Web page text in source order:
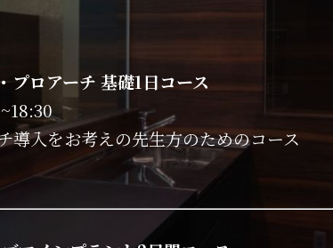
ロアーチ 基礎1日コース
導入をお考えの先生方のためのコース